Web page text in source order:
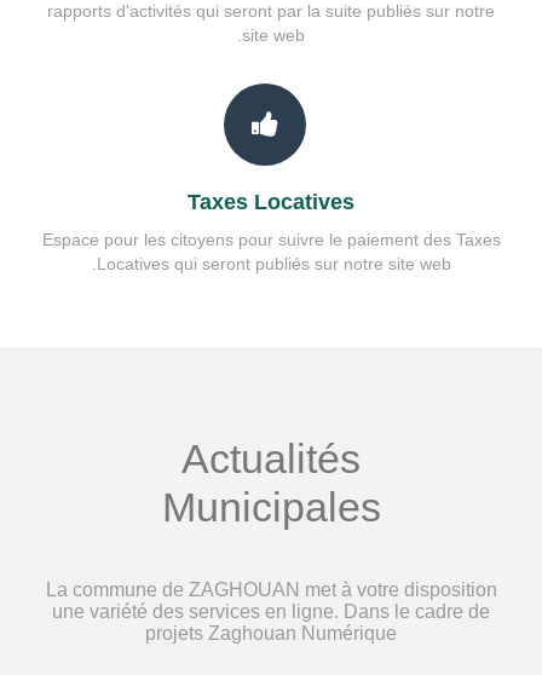
rapports d'activités qui seront par la suite publiés sur notre
site web.
Taxes Locatives
Espace pour les citoyens pour suivre le paiement des Taxes
Locatives qui seront publiés sur notre site web.
Actualités
Municipales
La commune de ZAGHOUAN met à votre disposition
une variété des services en ligne. Dans le cadre de
projets Zaghouan Numérique